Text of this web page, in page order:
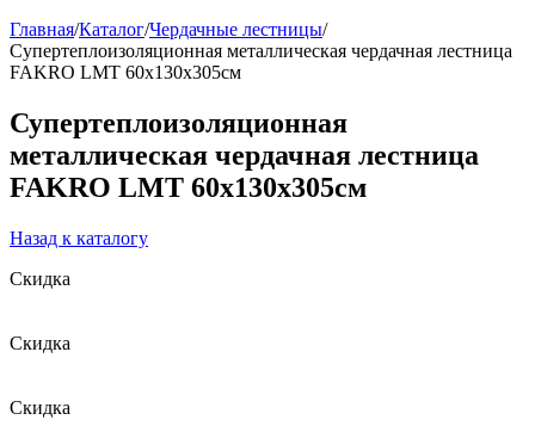
Главная/Каталог/Чердачные лестницы/
Супертеплоизоляционная металлическая чердачная лестница
FAKRO LMT 60х130х305см
Супертеплоизоляционная
металлическая чердачная лестница
FAKRO LMT 60х130х305см
Назад к каталогу
Скидка
Скидка
Скидка